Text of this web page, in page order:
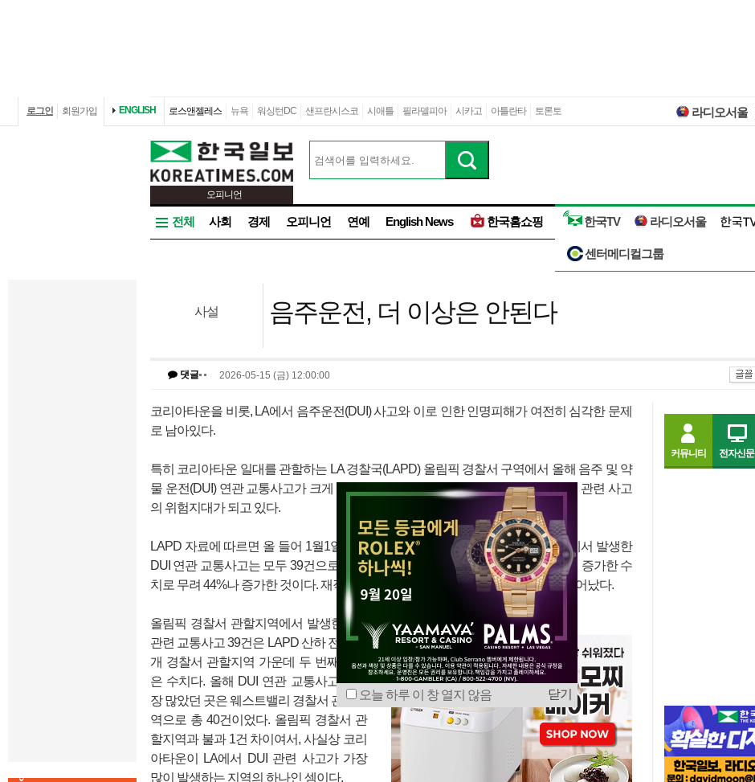
로그인 회원가입 ENGLISH 로스앤젤레스 뉴욕 워싱턴DC 샌프란시스코 시애틀 필라델피아 시카고 아틀란타 토론토 라디오서울
오피니언
전체 사회 경제 오피니언 연예 English News 한국홈쇼핑 한국TV 라디오서울
센터메디컬그룹
사설 음주운전, 더 이상은 안된다
댓글 2026-05-15 (금) 12:00:00 인쇄
코리아타운을 비롯, LA에서 음주운전(DUI) 사고와 이로 인한 인명피해가 여전히 심각한 문제
로 남아있다.
특히 코리아타운 일대를 관할하는 LA 경찰국(LAPD) 올림픽 경찰서 구역에서 올해 음주 및 약
물 운전(DUI) 연관 교통사고가 크게 늘어난 것으로 나타나 코리아타운이 음주운전 관련 사고
의 위험지대가 되고 있다.
LAPD 자료에 따르면 올 들어 1월1일부터 4월 25일까지 올림픽 경찰서 관할지역에서 발생한
DUI 연관 교통사고는 모두 39건으로 집계됐다. 이는 작년 같은 기간 27건보다 12건 증가한 수
치로 무려 44%나 증가한 것이다. 재작년 같은 기간 32건과 비교해도 7건, 22%가 늘어났다.
올림픽 경찰서 관할지역에서 발생한 DUI
관련 교통사고 39건은 LAPD 산하 전체 21
개 경찰서 관할지역 가운데 두 번째로 많
은 수치다. 올해 DUI 연관 교통사고가 가
장 많았던 곳은 웨스트밸리 경찰서 관할지
역으로 총 40건이었다. 올림픽 경찰서 관
할지역과 불과 1건 차이여서, 사실상 코리
아타운이 LA에서 DUI 관련 사고가 가장
많이 발생하는 지역의 하나인 셈이다.
커뮤니티 전자신문
오늘 하루 이 창 열지 않음 닫기